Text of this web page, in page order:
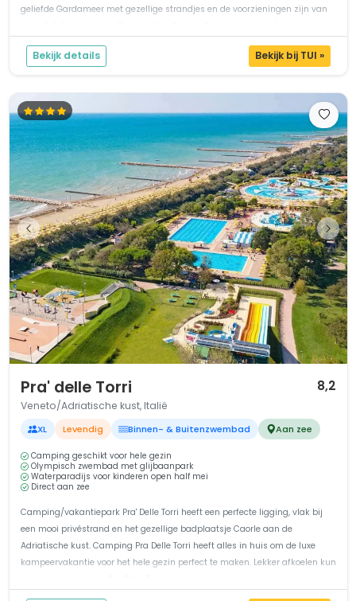
geliefde Gardameer met gezellige strandjes en de voorzieningen zijn van
Bekijk details Bekijk bij TUI »
Pra' delle Torri 8,2
Veneto/Adriatische kust, Italië
XL Levendig Binnen- & Buitenzwembad Aan zee
Camping geschikt voor hele gezin
Olympisch zwembad met glijbaanpark
Waterparadijs voor kinderen open half mei
Direct aan zee
Camping/vakantiepark Pra' Delle Torri heeft een perfecte ligging, vlak bij
een mooi privéstrand en het gezellige badplaatsje Caorle aan de
Adriatische kust. Camping Pra Delle Torri heeft alles in huis om de luxe
kampeervakantie voor het hele gezin perfect te maken. Lekker afkoelen kun